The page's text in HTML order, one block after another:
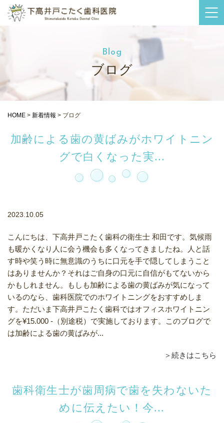
Blog
ブログ
HOME > 新着情報 > ブログ
加齢による歯の黄ばみがホワイトニン
グで白くなった実...
2023.10.05
こんにちは、下高井戸こたく歯科の衛生士 和田です。気候雨
も暖かくなり人に会う機会も多くなってきましたね。人と話
す時や笑う時に無意識のうちに口元を手で隠してしまうこと
はありませんか？それはご自身の口元に自信がもてないから
かもしれません。もしも加齢による歯の黄ばみが気になって
いるのなら、歯科医院でのホワイトニングをおすすめしま
す。ただいま下高井戸こたく歯科ではオフィスホワイトニン
グを¥15.000 -（別途税）で実施しております。このブログで
は加齢による歯の黄ばみが...
＞続きはこちら
歯科衛生士が歯周病で歯を失わないた
めに伝えたい！今...